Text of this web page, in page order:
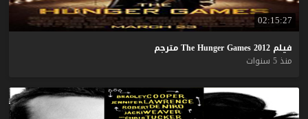
02:15:27
فيلم The Hunger Games 2012
مترجم
منذ 5 سنوات